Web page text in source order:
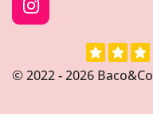
I
n
a
r
© 2022 - 2026 Baco&Co